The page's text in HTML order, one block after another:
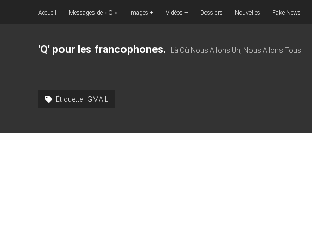
Accueil Messages de « Q » Images Vidéos Dossiers Nouvelles Fake News
'Q' pour les francophones. Là Où Nous Allons Un, Nous Allons Tous!
Étiquette : GMAIL